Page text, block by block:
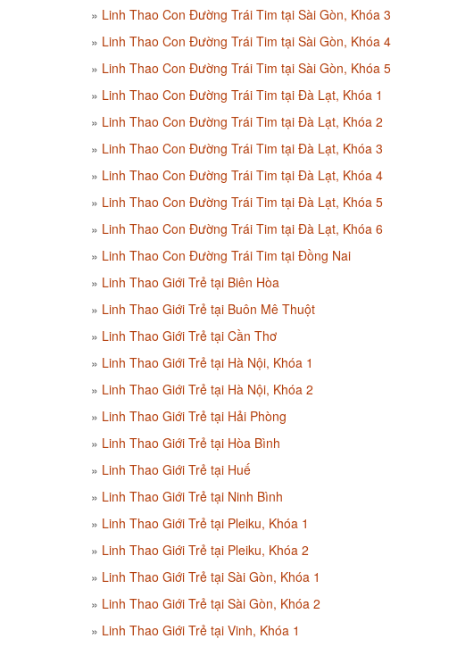
Linh Thao Con Đường Trái Tim tại Sài Gòn, Khóa 3
Linh Thao Con Đường Trái Tim tại Sài Gòn, Khóa 4
Linh Thao Con Đường Trái Tim tại Sài Gòn, Khóa 5
Linh Thao Con Đường Trái Tim tại Đà Lạt, Khóa 1
Linh Thao Con Đường Trái Tim tại Đà Lạt, Khóa 2
Linh Thao Con Đường Trái Tim tại Đà Lạt, Khóa 3
Linh Thao Con Đường Trái Tim tại Đà Lạt, Khóa 4
Linh Thao Con Đường Trái Tim tại Đà Lạt, Khóa 5
Linh Thao Con Đường Trái Tim tại Đà Lạt, Khóa 6
Linh Thao Con Đường Trái Tim tại Đồng Nai
Linh Thao Giới Trẻ tại Biên Hòa
Linh Thao Giới Trẻ tại Buôn Mê Thuột
Linh Thao Giới Trẻ tại Cần Thơ
Linh Thao Giới Trẻ tại Hà Nội, Khóa 1
Linh Thao Giới Trẻ tại Hà Nội, Khóa 2
Linh Thao Giới Trẻ tại Hải Phòng
Linh Thao Giới Trẻ tại Hòa Bình
Linh Thao Giới Trẻ tại Huế
Linh Thao Giới Trẻ tại Ninh Bình
Linh Thao Giới Trẻ tại Pleiku, Khóa 1
Linh Thao Giới Trẻ tại Pleiku, Khóa 2
Linh Thao Giới Trẻ tại Sài Gòn, Khóa 1
Linh Thao Giới Trẻ tại Sài Gòn, Khóa 2
Linh Thao Giới Trẻ tại Vinh, Khóa 1